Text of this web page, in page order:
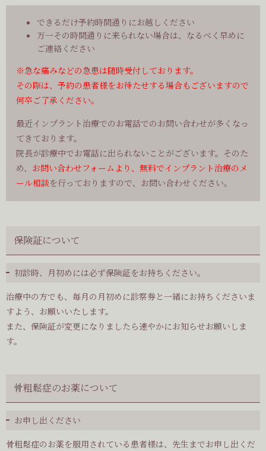
できるだけ予約時間通りにお越しください
万一その時間通りに来られない場合は、なるべく早めに
ご連絡ください
※急な痛みなどの急患は随時受付しております。
その際は、予約の患者様をお待たせする場合もございますので
何卒ご了承ください。
最近インプラント治療でのお電話でのお問い合わせが多くなっ
てきております。
院長が診療中でお電話に出られないことがございます。そのた
め、 お問い合わせフォームより、無料でインプラント治療のメ
ール相談を行っておりますので、お問い合わせください。
保険証について
初診時、月初めには必ず保険証をお持ちください。
治療中の方でも、毎月の月初めに診察券と一緒にお持ちくださいま
すよう、お願いいたします。
また、保険証が変更になりましたら速やかにお知らせお願いしま
す。
骨粗鬆症のお薬について
お申し出ください
骨粗鬆症のお薬を服用されている患者様は、先生までお申し出くだ